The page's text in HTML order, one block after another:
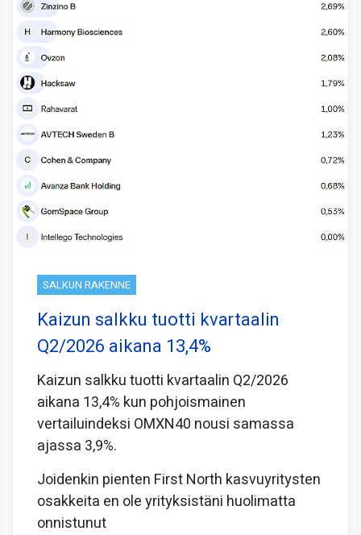
SALKUN RAKENNE
Kaizun salkku tuotti kvartaalin
Q2/2026 aikana 13,4%
Kaizun salkku tuotti kvartaalin Q2/2026
aikana 13,4% kun pohjoismainen
vertailuindeksi OMXN40 nousi samassa
ajassa 3,9%.
Joidenkin pienten First North kasvuyritysten
osakkeita en ole yrityksistäni huolimatta
onnistunut